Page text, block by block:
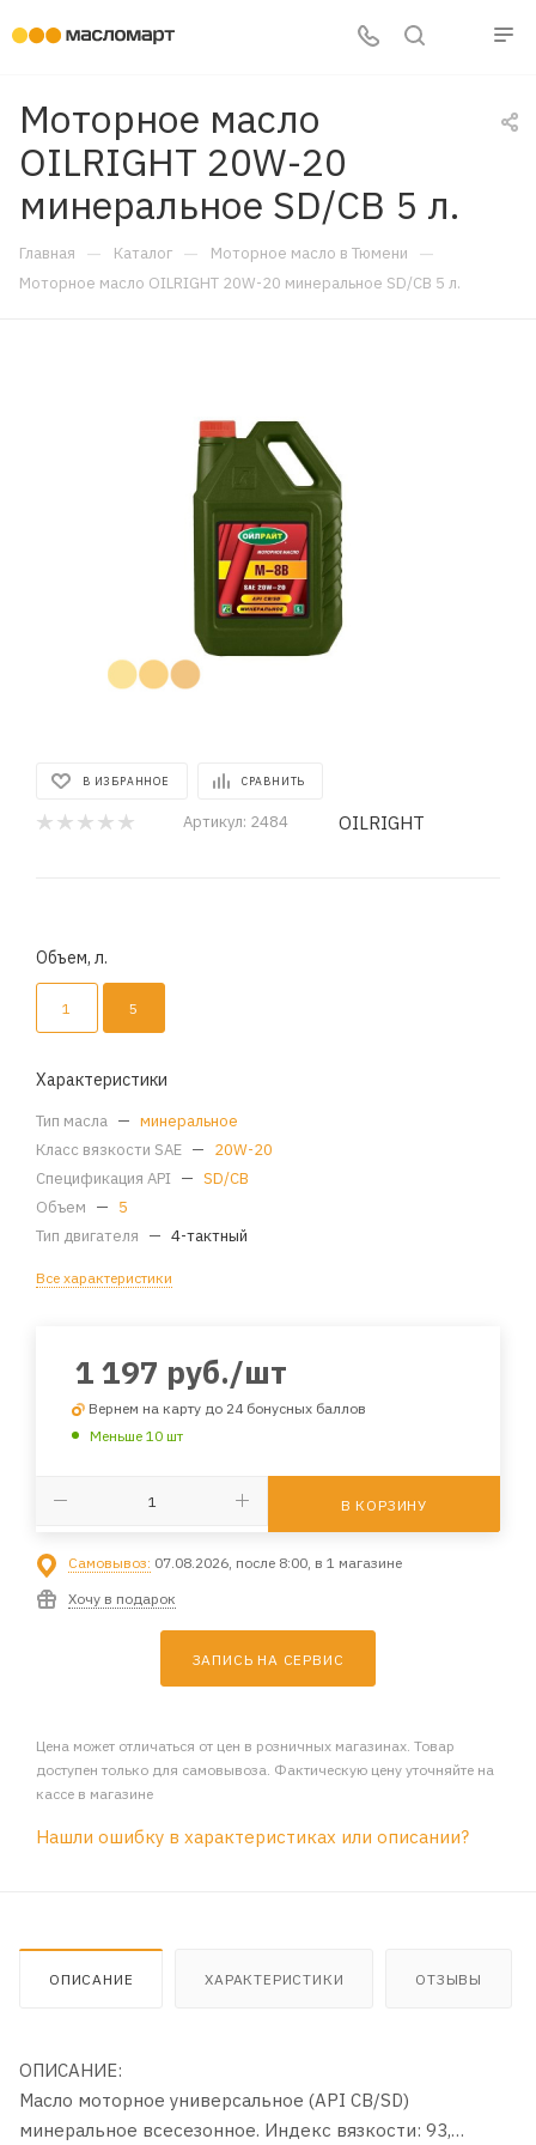
Моторное масло
OILRIGHT 20W-20
минеральное SD/CB 5 л.
Главная — Каталог — Моторное масло в Тюмени —
Моторное масло OILRIGHT 20W-20 минеральное SD/CB 5 л.
В ИЗБРАННОЕ СРАВНИТЬ
Артикул: 2484 OILRIGHT
Объем, л.
1 5
Характеристики
Тип масла — минеральное
Класс вязкости SAE — 20W-20
Спецификация API — SD/CB
Объем — 5
Тип двигателя — 4-тактный
Все характеристики
1 197 руб./шт
Вернем на карту до 24 бонусных баллов
Меньше 10 шт
В КОРЗИНУ
Самовывоз: 07.08.2026, после 8:00, в 1 магазине
Хочу в подарок
ЗАПИСЬ НА СЕРВИС
Цена может отличаться от цен в розничных магазинах. Товар
доступен только для самовывоза. Фактическую цену уточняйте на
кассе в магазине
Нашли ошибку в характеристиках или описании?
ОПИСАНИЕ ХАРАКТЕРИСТИКИ ОТЗЫВЫ
ОПИСАНИЕ:
Масло моторное универсальное (API СB/SD)
минеральное всесезонное. Индекс вязкости: 93,